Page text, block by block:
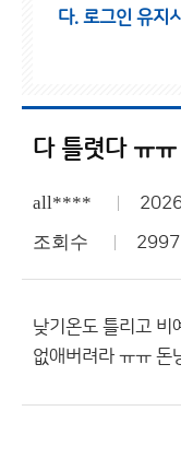
다. 로그인 유지
다 틀렷다 ㅠㅠ
all****
조회수 2997
낮기온도 틀리고 비
없애버려라 ㅠㅠ 돈